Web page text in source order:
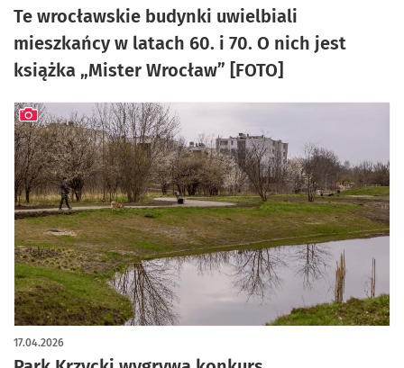
Te wrocławskie budynki uwielbiali
mieszkańcy w latach 60. i 70. O nich jest
książka „Mister Wrocław” [FOTO]
17.04.2026
artykuł z galerią zdjęć